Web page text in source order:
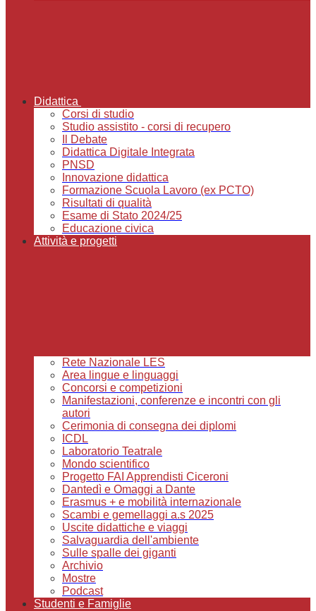
Didattica
Corsi di studio
Studio assistito - corsi di recupero
Il Debate
Didattica Digitale Integrata
PNSD
Innovazione didattica
Formazione Scuola Lavoro (ex PCTO)
Risultati di qualità
Esame di Stato 2024/25
Educazione civica
Attività e progetti
Rete Nazionale LES
Area lingue e linguaggi
Concorsi e competizioni
Manifestazioni, conferenze e incontri con gli
autori
Cerimonia di consegna dei diplomi
ICDL
Laboratorio Teatrale
Mondo scientifico
Progetto FAI Apprendisti Ciceroni
Dantedì e Omaggi a Dante
Erasmus + e mobilità internazionale
Scambi e gemellaggi a.s 2025
Uscite didattiche e viaggi
Salvaguardia dell'ambiente
Sulle spalle dei giganti
Archivio
Mostre
Podcast
Studenti e Famiglie